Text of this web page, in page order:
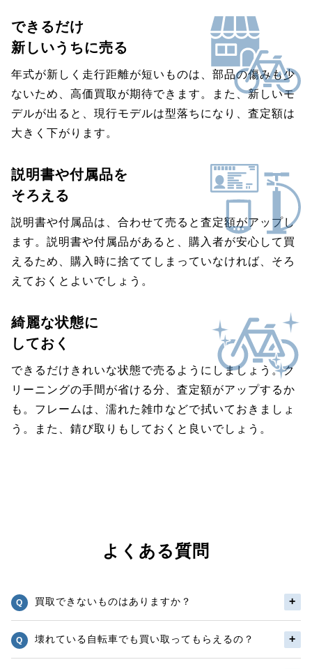
できるだけ
新しいうちに売る
年式が新しく走行距離が短いものは、部品の傷みも少
ないため、高価買取が期待できます。また、新しいモ
デルが出ると、現行モデルは型落ちになり、査定額は
大きく下がります。
説明書や付属品を
そろえる
説明書や付属品は、合わせて売ると査定額がアップし
ます。説明書や付属品があると、購入者が安心して買
えるため、購入時に捨ててしまっていなければ、そろ
えておくとよいでしょう。
綺麗な状態に
しておく
できるだけきれいな状態で売るようにしましょう。ク
リーニングの手間が省ける分、査定額がアップするか
も。フレームは、濡れた雑巾などで拭いておきましょ
う。また、錆び取りもしておくと良いでしょう。
よくある質問
買取できないものはありますか？
壊れている自転車でも買い取ってもらえるの？